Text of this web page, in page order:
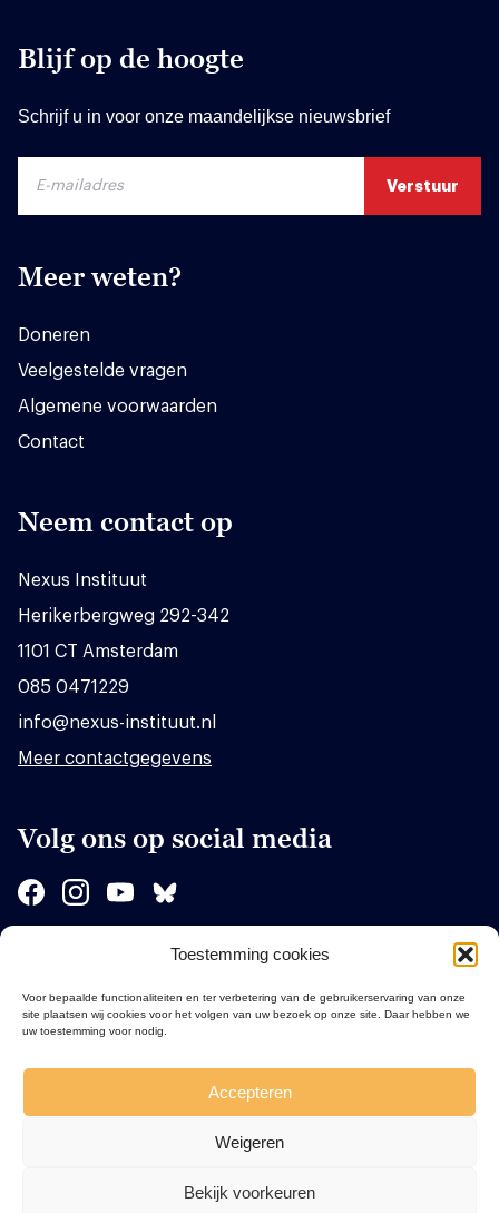
Toestemming cookies
Voor bepaalde functionaliteiten en ter verbetering van de gebruikerservaring van onze
site plaatsen wij cookies voor het volgen van uw bezoek op onze site. Daar hebben we
uw toestemming voor nodig.
Accepteren
Weigeren
Bekijk voorkeuren
Blijf op de hoogte
Schrijf u in voor onze maandelijkse nieuwsbrief
Meer weten?
Doneren
Veelgestelde vragen
Algemene voorwaarden
Contact
Neem contact op
Nexus Instituut
Herikerbergweg 292-342
1101 CT Amsterdam
085 0471229
info@nexus-instituut.nl
Meer contactgegevens
Volg ons op social media